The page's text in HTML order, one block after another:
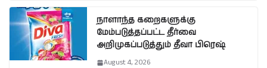
நாளாந்த கறைகளுக்கு
மேம்படுத்தப்பட்ட தீர்வை
அறிமுகப்படுத்தும் தீவா பிரெஷ்
August 4, 2026